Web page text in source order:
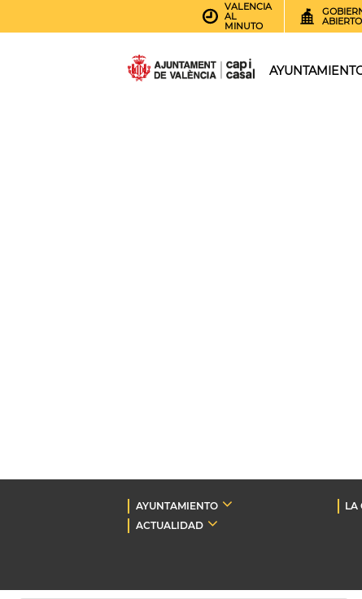
VALENCIA
AL
MINUTO
ABIERTO
AYUNTAMIENTO LA
ACTUALIDAD